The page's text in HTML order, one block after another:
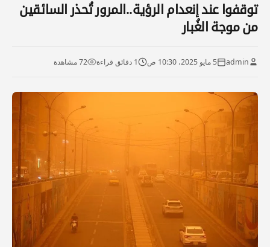
توقفوا عند إنعدام الرؤية..المرور تُحذر السائقين
من موجة الغُبار
admin 5 مايو 2025، 10:30 ص 1 دقائق قراءة 72 مشاهدة